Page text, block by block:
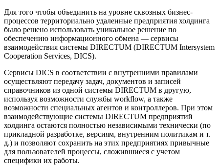
Для того чтобы объединить на уровне сквозных бизнес-
процессов территориально удаленные предприятия холдинга
было решено использовать уникальное решение по
обеспечению информационного обмена — сервисы
взаимодействия системы DIRECTUM (DIRECTUM Intersystem
Cooperation Services, DICS).
Сервисы DICS в соответствии с внутренними правилами
осуществляют передачу задач, документов и записей
справочников из одной системы DIRECTUM в другую,
используя возможности службы workflow, а также
возможности специальных агентов и контроллеров. При этом
взаимодействующие системы DIRECTUM предприятий
холдинга остаются полностью независимыми технически (по
прикладной разработке, версиям, внутренним политикам и т.
д.) и позволяют сохранить на этих предприятиях привычные
для пользователей процессы, сложившиеся с учетом
специфики их работы.